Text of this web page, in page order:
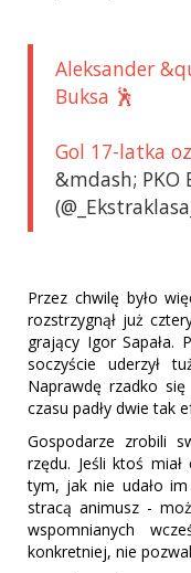
Aleksander
Buksa 🕺
Gol 17-latka
&mdash; PKO
Przez chwilę było
rozstrzygnął już
grający Igor Sapała.
soczyście uderzył
Naprawdę rzadko
czasu padły dwie tak
Gospodarze zrobili
rzędu. Jeśli ktoś
tym, jak nie udało
stracą animusz -
wspomnianych
konkretniej, nie